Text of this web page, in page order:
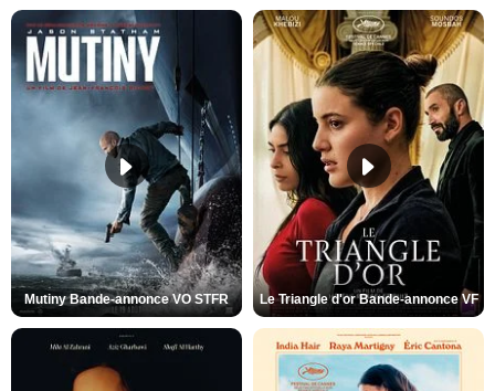
Mutiny Bande-annonce VO STFR Le Triangle d'or Bande-annonce VF